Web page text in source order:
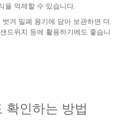
을 억제할 수 있습니다.
벗겨 밀폐 용기에 담아 보관하면 더
드위치 등에 활용하기에도 좋습니
확인하는 방법